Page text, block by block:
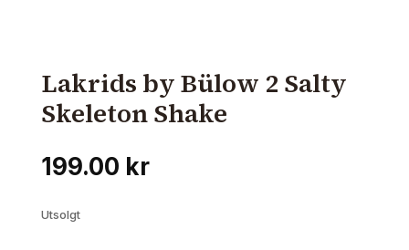
Lakrids by Bülow 2 Salty
Skeleton Shake
199.00 kr
Utsolgt